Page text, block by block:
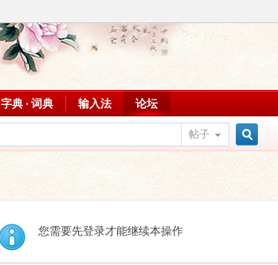
字典 · 词典 输入法 论坛
帖子
您需要先登录才能继续本操作